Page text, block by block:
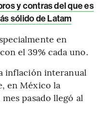
y contras del que es
sólido de Latam
en
el 39% cada uno.
inflación interanual
en México la
pasado llegó al